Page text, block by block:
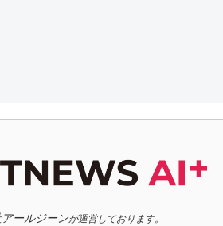
ールジーンが運営しております。